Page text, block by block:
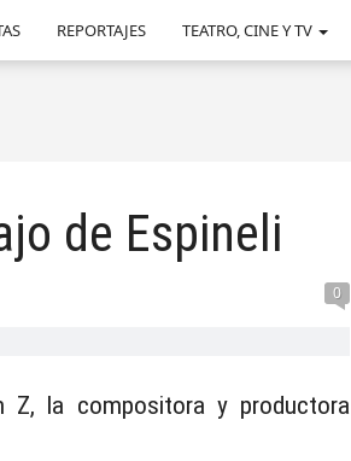
REPORTAJES TEATRO, CINE Y TV
de Espineli
0
Z, la compositora y productora